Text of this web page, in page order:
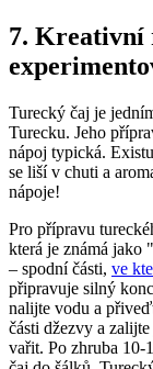
7. Kreativní
Turecký čaj je
Turecku. Jeho
nápoj typická.
se liší v chuti a
nápoje!
Pro přípravu
která je známá jako
– spodní části, ve
připravuje silný
nalijte vodu a
části džezvy a
vařit. Po zhruba 10-